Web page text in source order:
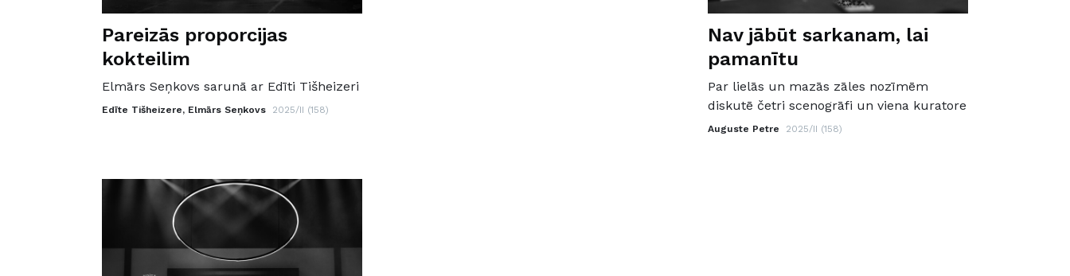
Pareizās proporcijas
kokteilim
Elmārs Seņkovs sarunā ar Edīti Tišheizeri
Edīte Tišheizere, Elmārs Seņkovs 2025/II (158)
Nav jābūt sarkanam, lai
pamanītu
Par lielās un mazās zāles nozīmēm
diskutē četri scenogrāfi un viena kuratore
Auguste Petre 2025/II (158)